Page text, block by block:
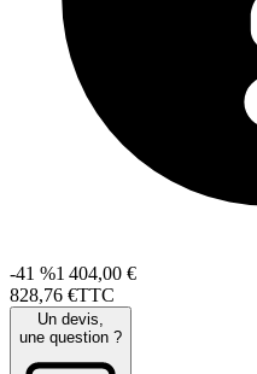
-41 %1 404,00 €
828,76 €TTC
Un devis,
une question ?